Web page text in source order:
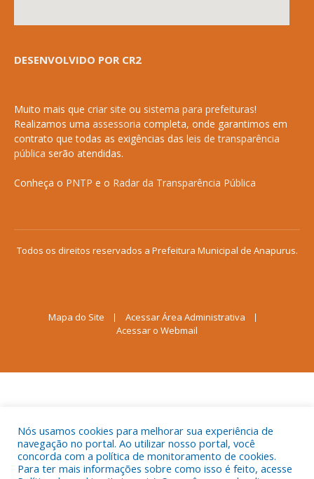
DESENVOLVIDO POR CR2
Muito mais que criar site ou sistema para prefeituras!
Realizamos uma assessoria completa, onde garantimos em
contrato que todas as exigências das leis de transparência
pública serão atendidas.
Conheça o PNTP e o Radar da Transparência Pública
Todos os direitos reservados a Prefeitura Municipal de Anapurus.
Mapa do Site
Acessar Área Administrativa
Acessar o Webmail
Nós usamos cookies para melhorar sua experiência de
navegação no portal. Ao utilizar nosso portal, você
concorda com a política de monitoramento de cookies.
Para ter mais informações sobre como isso é feito, acesse